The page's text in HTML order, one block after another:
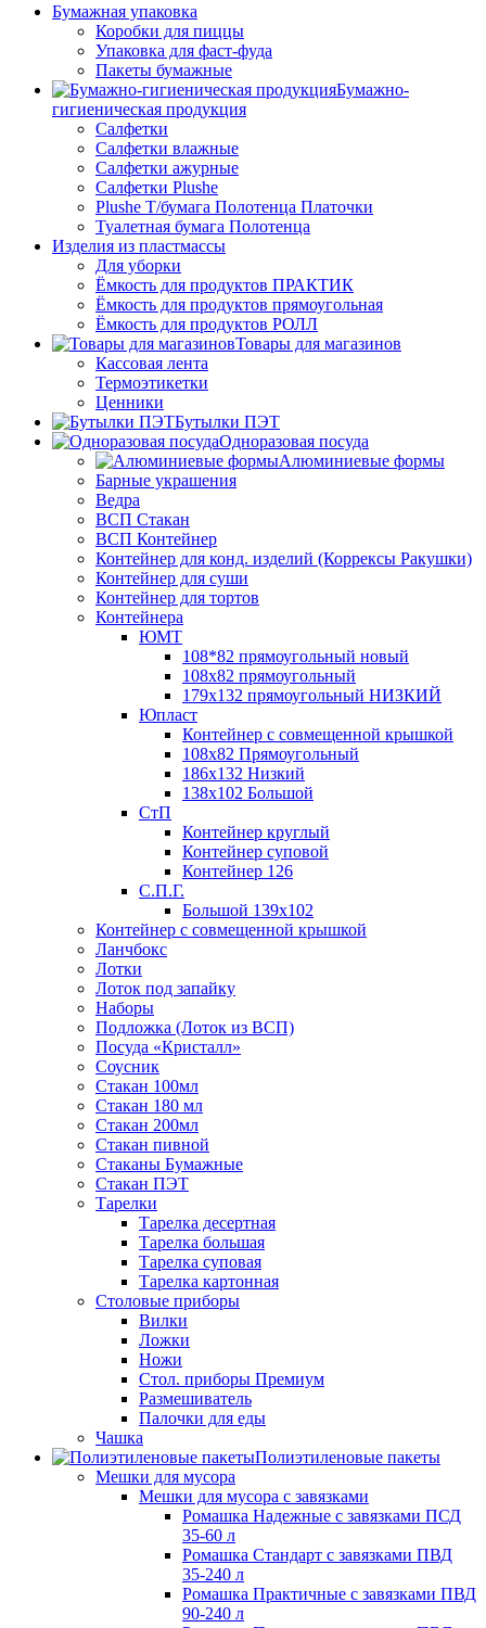
Бумажная упаковка
Коробки для пиццы
Упаковка для фаст-фуда
Пакеты бумажные
Бумажно-
гигиеническая продукция
Салфетки
Салфетки влажные
Салфетки ажурные
Салфетки Plushe
Plushe Т/бумага Полотенца Платочки
Туалетная бумага Полотенца
Изделия из пластмассы
Для уборки
Ёмкость для продуктов ПРАКТИК
Ёмкость для продуктов прямоугольная
Ёмкость для продуктов РОЛЛ
Товары для магазинов
Кассовая лента
Термоэтикетки
Ценники
Бутылки ПЭТ
Одноразовая посуда
Алюминиевые формы
Барные украшения
Ведра
ВСП Стакан
ВСП Контейнер
Контейнер для конд. изделий (Коррексы Ракушки)
Контейнер для суши
Контейнер для тортов
Контейнера
ЮМТ
108*82 прямоугольный новый
108х82 прямоугольный
179х132 прямоугольный НИЗКИЙ
Юпласт
Контейнер с совмещенной крышкой
108х82 Прямоугольный
186х132 Низкий
138х102 Большой
СтП
Контейнер круглый
Контейнер суповой
Контейнер 126
С.П.Г.
Большой 139х102
Контейнер с совмещенной крышкой
Ланчбокс
Лотки
Лоток под запайку
Наборы
Подложка (Лоток из ВСП)
Посуда «Кристалл»
Соусник
Стакан 100мл
Стакан 180 мл
Стакан 200мл
Стакан пивной
Стаканы Бумажные
Стакан ПЭТ
Тарелки
Тарелка десертная
Тарелка большая
Тарелка суповая
Тарелка картонная
Столовые приборы
Вилки
Ложки
Ножи
Стол. приборы Премиум
Размешиватель
Палочки для еды
Чашка
Полиэтиленовые пакеты
Мешки для мусора
Мешки для мусора с завязками
Ромашка Надежные с завязками ПСД
35-60 л
Ромашка Стандарт с завязками ПВД
35-240 л
Ромашка Практичные с завязками ПВД
90-240 л